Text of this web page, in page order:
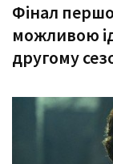
Фінал
можливою
другому